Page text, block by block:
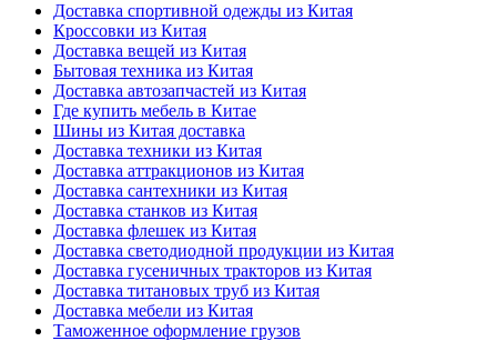
Доставка спортивной одежды из Китая
Кроссовки из Китая
Доставка вещей из Китая
Бытовая техника из Китая
Доставка автозапчастей из Китая
Где купить мебель в Китае
Шины из Китая доставка
Доставка техники из Китая
Доставка аттракционов из Китая
Доставка сантехники из Китая
Доставка станков из Китая
Доставка флешек из Китая
Доставка светодиодной продукции из Китая
Доставка гусеничных тракторов из Китая
Доставка титановых труб из Китая
Доставка мебели из Китая
Таможенное оформление грузов